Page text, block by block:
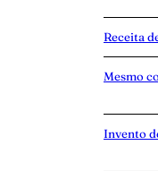
Receita
Mesmo
Invento